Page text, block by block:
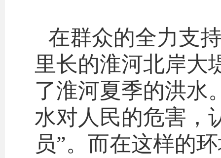
在群众的全力支
里长的淮河北岸大
了淮河夏季的洪水
水对人民的危害，
员”。而在这样的